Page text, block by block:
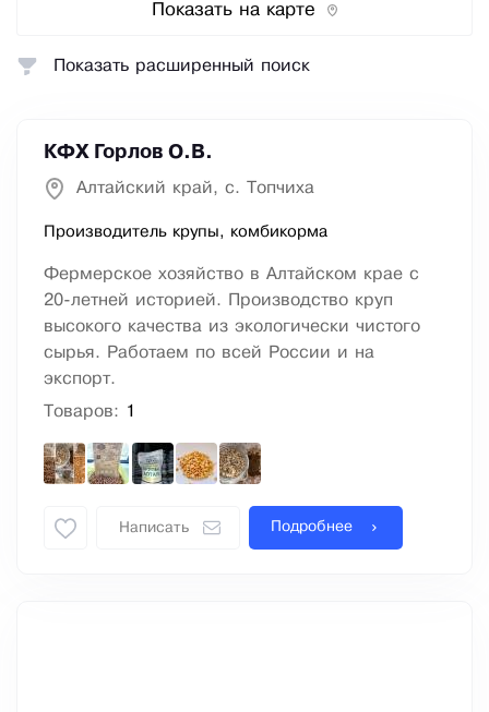
Показать на карте
КФХ Горлов О.В.
Алтайский край, с. Топчиха
Производитель крупы, комбикорма
Фермерское хозяйство в Алтайском крае с
20-летней историей. Производство круп
высокого качества из экологически чистого
сырья. Работаем по всей России и на
экспорт.
Товаров: 1
Написать Подробнее
Показать расширенный поиск